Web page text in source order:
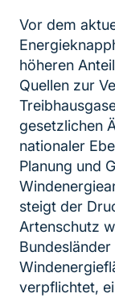
Vor dem
höheren
Quellen zur
gesetzlichen
nationaler
Planung und
steigt der
Artenschutz
verpflichtet,